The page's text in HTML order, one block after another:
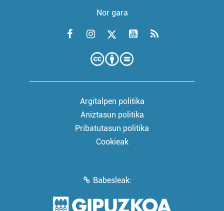
Nor gara
Argitalpen politika
Aniztasun politika
Pribatutasun politika
Cookieak
Babesleak: